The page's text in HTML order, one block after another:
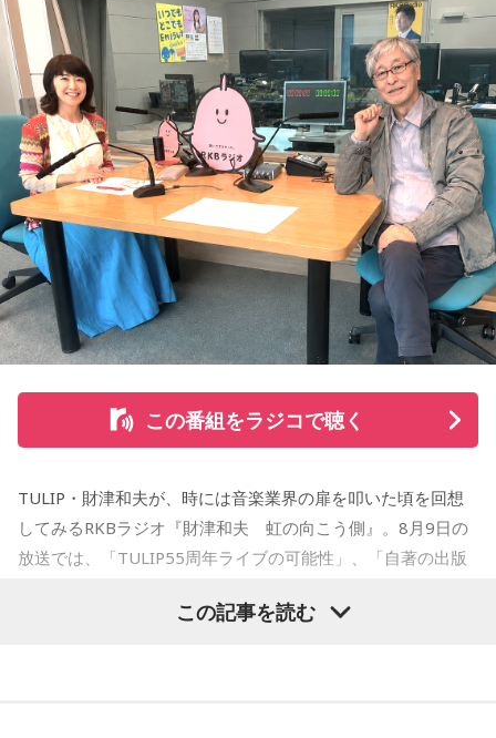
小山宙哉をゲストに迎える特別番組『マンガのラジオ 宇宙兄
弟スペシャル supported by viviON』は8月16日（日）19時
から放送。放送後には、地上波本編で未公開の音源を含むデ
ィレクターズカット版のポッドキャスト配信も予定してい
る。
【小山宙哉プロフィール】
1978年生 京都府出身 京都市立銅駝美術工芸高等学校（現：
京都市立美術工芸高等学校）、大阪市立デザイン教育研究所
卒業。デザイン会社勤務を経て、「モーニング」に持ち込み
をした『ジジジイ』で第14回MANGA OPEN審査委員賞（わ
たせせいぞう賞）受賞。『劇団JET’S』で第15回MANGA
OPEN大賞受賞。2006年『ハルジャン』『ジジジイ-GGG-』
を連載。
2007年12月、初の週刊連載作品『宇宙兄弟』連載開始。同作
で2010年 第56回小学館漫画賞一般向け部門、2011年 第35回
講談社漫画賞一般部門、2014年 手塚治虫文化賞読者賞を受
賞。TVアニメ、実写映画等、多くのメディアミックスを果た
この番組をラジコで聴く
TULIP・財津和夫が、時には音楽業界の扉を叩いた頃を回想
してみるRKBラジオ『財津和夫 虹の向こう側』。8月9日の
放送では、「TULIP55周年ライブの可能性」、「自著の出版
た古今のトピックスが盛りだくさんです。
この記事を読む